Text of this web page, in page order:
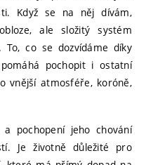
Když se na něj dívám,
ale složitý systém
To, co se dozvídáme díky
pochopit i ostatní
vnější atmosféře, koróně,
pochopení jeho chování
Je životně důležité pro